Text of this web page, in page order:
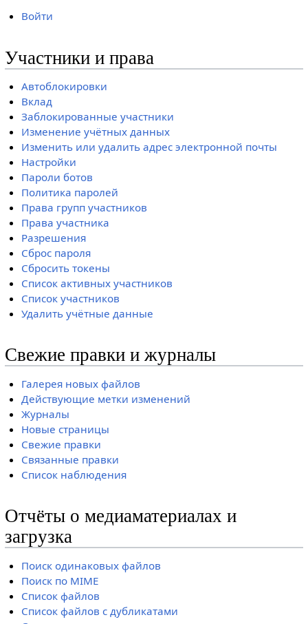
Войти
Участники и права
Автоблокировки
Вклад
Заблокированные участники
Изменение учётных данных
Изменить или удалить адрес электронной почты
Настройки
Пароли ботов
Политика паролей
Права групп участников
Права участника
Разрешения
Сброс пароля
Сбросить токены
Список активных участников
Список участников
Удалить учётные данные
Свежие правки и журналы
Галерея новых файлов
Действующие метки изменений
Журналы
Новые страницы
Свежие правки
Связанные правки
Список наблюдения
Отчёты о медиаматериалах и
загрузка
Поиск одинаковых файлов
Поиск по MIME
Список файлов
Список файлов с дубликатами